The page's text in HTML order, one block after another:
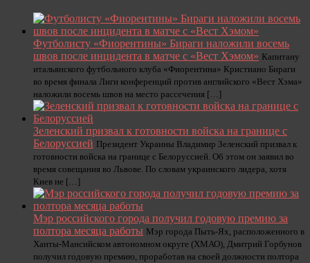
Футболисту «Фиорентины» Бираги наложили восемь
швов после инцидента в матче с «Вест Хэмом» Капитану
итальянского футбольного клуба «Фиорентина» Кристиано Бираги
во время финала Лиги конференций против английского «Вест Хэма»
наложили восемь швов на место рассечения […]
Зеленский призвал к готовности войска на границе с
Белоруссией Президент Украины Владимир Зеленский призвал к
готовности войска на границе с Белоруссией. Об этом он заявил во
время совещания во Львове. По словам украинского лидера, хотя
Киев не […]
Мэр российского города получил годовую премию за
полтора месяца работы Мэр города Пыть-Ях, расположенного в
Ханты-Мансийском автономном округе (ХМАО), Дмитрий Горбунов
получил годовую премию, проработав на своей должности полтора